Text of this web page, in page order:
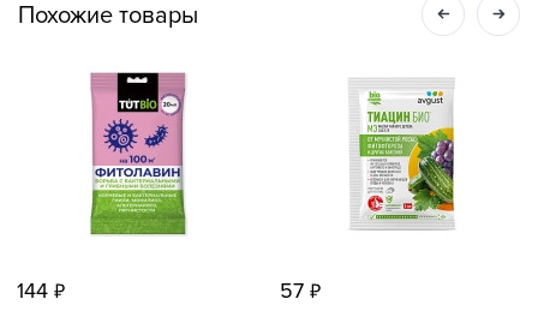
Похожие товары
144 57